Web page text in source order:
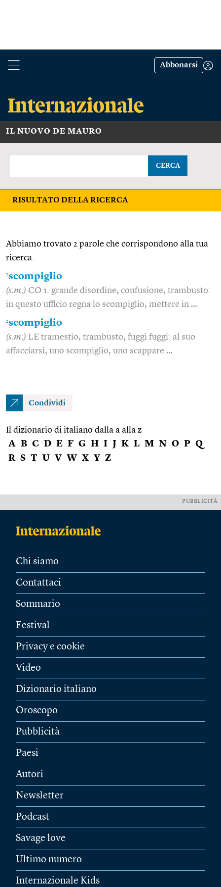
Abbonarsi
IL NUOVO DE MAURO
CERCA
RISULTATO DELLA RICERCA
Abbiamo trovato 2 parole che corrispondono alla tua
ricerca.
1scompiglio
(s.m.) CO 1. grande disordine, confusione, trambusto:
in questo ufficio regna lo scompiglio, mettere in …
2scompiglio
(s.m.) LE tramestio, trambusto, fuggi fuggi: al suo
affacciarsi, uno scompiglio, uno scappare …
Condividi
Il dizionario di italiano dalla a alla z
A B C D E F G H I J K L M N O P Q
R S T U V W X Y Z
PUBBLICITÀ
Chi siamo
Contattaci
Sommario
Festival
Privacy e cookie
Video
Dizionario italiano
Oroscopo
Pubblicità
Paesi
Autori
Newsletter
Podcast
Savage love
Ultimo numero
Internazionale Kids